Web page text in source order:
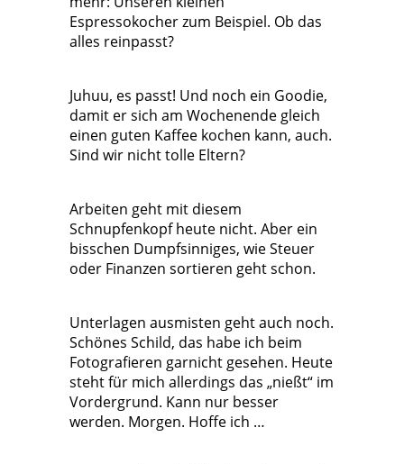
Espressokocher zum Beispiel. Ob das
alles reinpasst?
Juhuu, es passt! Und noch ein Goodie,
damit er sich am Wochenende gleich
einen guten Kaffee kochen kann, auch.
Sind wir nicht tolle Eltern?
Arbeiten geht mit diesem
Schnupfenkopf heute nicht. Aber ein
bisschen Dumpfsinniges, wie Steuer
oder Finanzen sortieren geht schon.
Unterlagen ausmisten geht auch noch.
Schönes Schild, das habe ich beim
Fotografieren garnicht gesehen. Heute
steht für mich allerdings das „nießt“ im
Vordergrund. Kann nur besser
werden. Morgen. Hoffe ich …